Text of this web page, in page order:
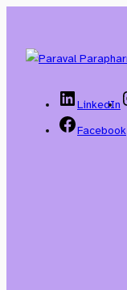
LinkedIn
Facebook